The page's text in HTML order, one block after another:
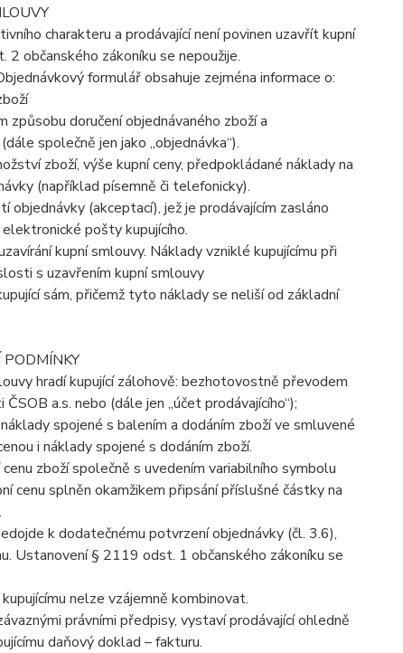
charakteru a prodávající není povinen uzavřít kupní
občanského zákoníku se nepoužije.
formulář obsahuje zejména informace o:
způsobu doručení objednávaného zboží a
společně jen jako „objednávka“).
zboží, výše kupní ceny, předpokládané náklady na
(například písemně či telefonicky).
objednávky (akceptací), jež je prodávajícím zasláno
pošty kupujícího.
kupní smlouvy. Náklady vzniklé kupujícímu při
s uzavřením kupní smlouvy
sám, přičemž tyto náklady se neliší od základní
hradí kupující zálohově: bezhotovostně převodem
a.s. nebo (dále jen „účet prodávajícího“);
spojené s balením a dodáním zboží ve smluvené
i náklady spojené s dodáním zboží.
zboží společně s uvedením variabilního symbolu
cenu splněn okamžikem připsání příslušné částky na
k dodatečnému potvrzení objednávky (čl. 3.6),
Ustanovení § 2119 odst. 1 občanského zákoníku se
nelze vzájemně kombinovat.
právními předpisy, vystaví prodávající ohledně
daňový doklad – fakturu.